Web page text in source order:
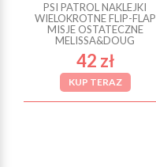
PSI PATROL NAKLEJKI
WIELOKROTNE FLIP-FLAP
MISJE OSTATECZNE
MELISSA&DOUG
42 zł
KUP TERAZ